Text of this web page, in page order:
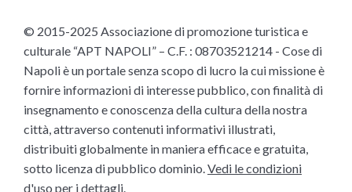
© 2015-2025 Associazione di promozione turistica e
culturale “APT NAPOLI” – C.F. : 08703521214 - Cose di
Napoli è un portale senza scopo di lucro la cui missione è
fornire informazioni di interesse pubblico, con finalità di
insegnamento e conoscenza della cultura della nostra
città, attraverso contenuti informativi illustrati,
distribuiti globalmente in maniera efficace e gratuita,
sotto licenza di pubblico dominio.Vedi le condizioni
d'uso per i dettagli.